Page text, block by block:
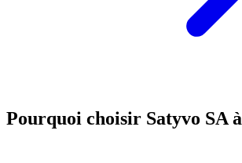
Pourquoi choisir Satyvo SA à